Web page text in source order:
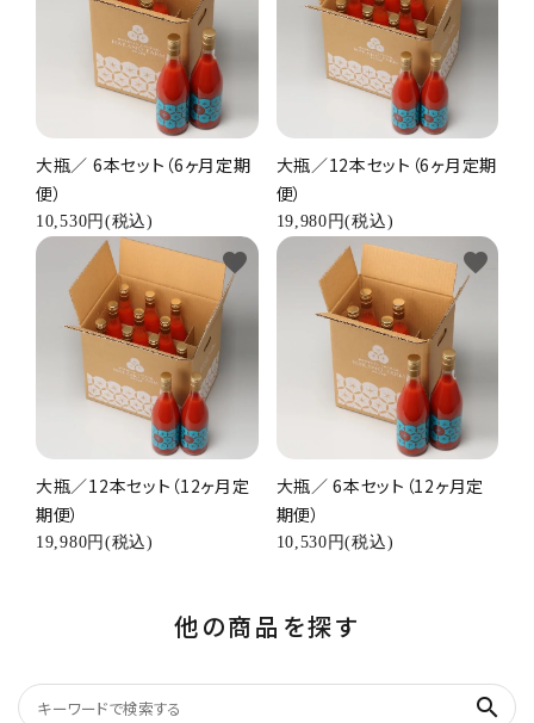
大瓶／ 6本セット（6ヶ月定期
便）
10,530円(税込)
大瓶／12本セット（6ヶ月定期
便）
19,980円(税込)
大瓶／12本セット（12ヶ月定
期便）
19,980円(税込)
favorite
大瓶／ 6本セット（12ヶ月定
期便）
10,530円(税込)
favorite
他の商品を探す
search